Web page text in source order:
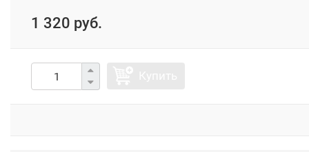
1 320 руб.